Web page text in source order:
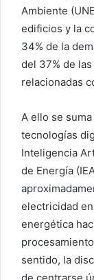
Ambiente
edificios y la
34% de la
del 37% de
relacionadas
A ello se
tecnologías
Inteligencia
de Energía
electricidad
energética
sentido, la
de centrarse